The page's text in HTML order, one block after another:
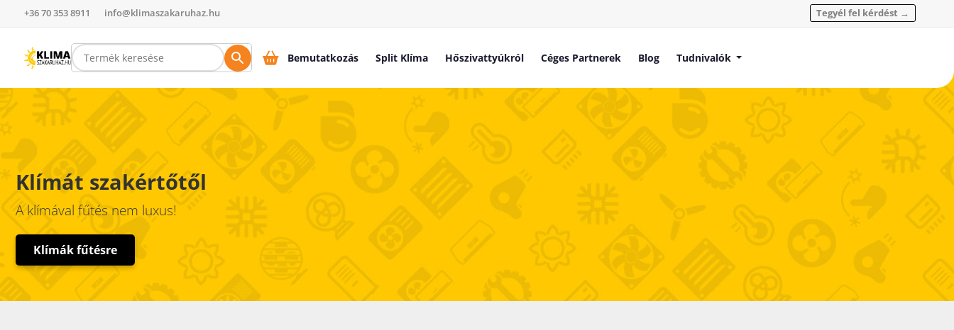
+36 70 353 8911 info@klimaszakaruhaz.hu Tegyél fel kérdést →
Bemutatkozás Split Klíma Hőszivattyúkról Céges Partnerek Blog Tudnivalók
Klímát szakértőtől
A klímával fűtés nem luxus!
Klímák fűtésre